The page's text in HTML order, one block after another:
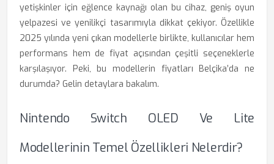
yetişkinler için eğlence kaynağı olan bu cihaz, geniş oyun
yelpazesi ve yenilikçi tasarımıyla dikkat çekiyor. Özellikle
2025 yılında yeni çıkan modellerle birlikte, kullanıcılar hem
performans hem de fiyat açısından çeşitli seçeneklerle
karşılaşıyor. Peki, bu modellerin fiyatları Belçika’da ne
durumda? Gelin detaylara bakalım.
Nintendo Switch OLED Ve Lite
Modellerinin Temel Özellikleri Nelerdir?